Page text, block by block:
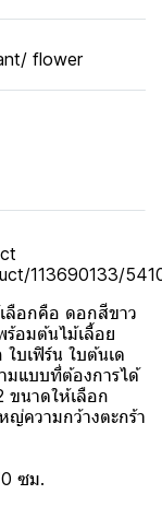
flower
113690133/
ลือกคือ ดอกสีขาว
อมต้นไม้เลื้อย
บเฟิร์น ใบต้นเด
มแบบที่ต้องการได้
ขนาดให้เลือก
ญ่ความกว้างตะกร้า
ซม.